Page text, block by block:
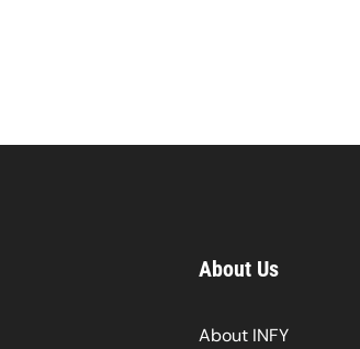
About Us
About INFY